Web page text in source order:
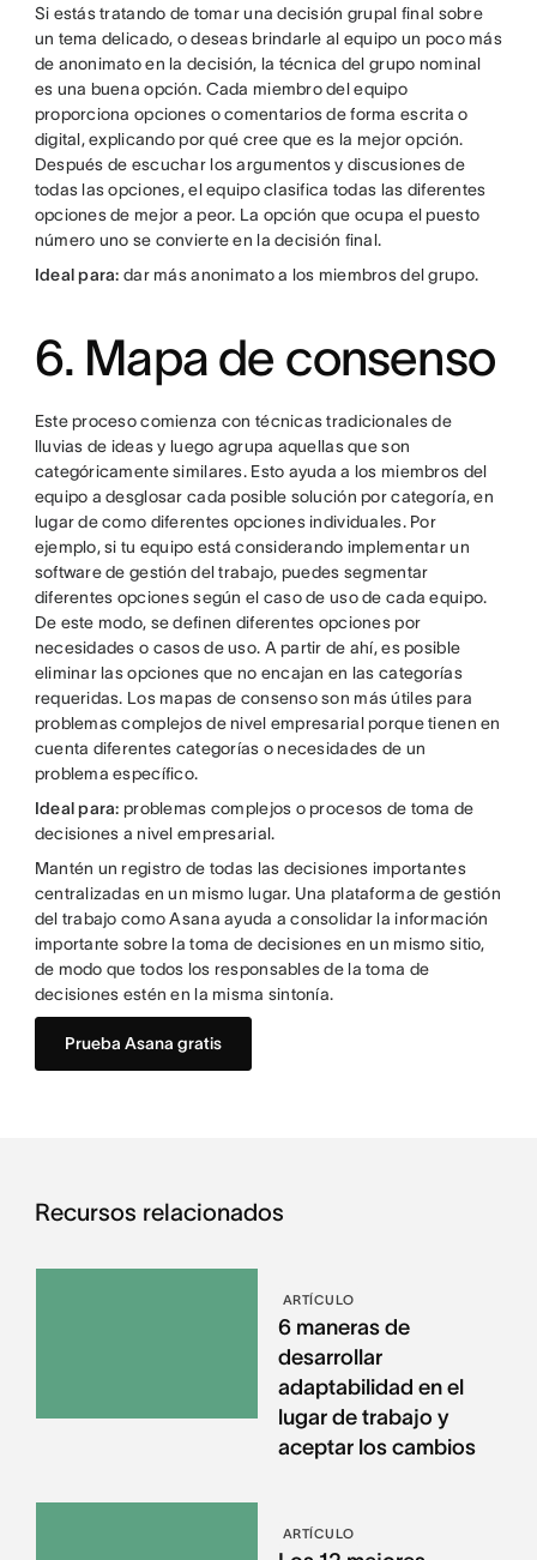
Si estás tratando de tomar una decisión grupal final sobre
un tema delicado, o deseas brindarle al equipo un poco más
de anonimato en la decisión, la técnica del grupo nominal
es una buena opción. Cada miembro del equipo
proporciona opciones o comentarios de forma escrita o
digital, explicando por qué cree que es la mejor opción.
Después de escuchar los argumentos y discusiones de
todas las opciones, el equipo clasifica todas las diferentes
opciones de mejor a peor. La opción que ocupa el puesto
número uno se convierte en la decisión final.
Ideal para: dar más anonimato a los miembros del grupo.
6. Mapa de consenso
Este proceso comienza con técnicas tradicionales de
lluvias de ideas y luego agrupa aquellas que son
categóricamente similares. Esto ayuda a los miembros del
equipo a desglosar cada posible solución por categoría, en
lugar de como diferentes opciones individuales. Por
ejemplo, si tu equipo está considerando implementar un
software de gestión del trabajo, puedes segmentar
diferentes opciones según el caso de uso de cada equipo.
De este modo, se definen diferentes opciones por
necesidades o casos de uso. A partir de ahí, es posible
eliminar las opciones que no encajan en las categorías
requeridas. Los mapas de consenso son más útiles para
problemas complejos de nivel empresarial porque tienen en
cuenta diferentes categorías o necesidades de un
problema específico.
Ideal para: problemas complejos o procesos de toma de
decisiones a nivel empresarial.
Mantén un registro de todas las decisiones importantes
centralizadas en un mismo lugar. Una plataforma de gestión
del trabajo como Asana ayuda a consolidar la información
importante sobre la toma de decisiones en un mismo sitio,
de modo que todos los responsables de la toma de
decisiones estén en la misma sintonía.
Prueba Asana gratis
Recursos relacionados
ARTÍCULO
6 maneras de
desarrollar
adaptabilidad en el
lugar de trabajo y
aceptar los cambios
ARTÍCULO